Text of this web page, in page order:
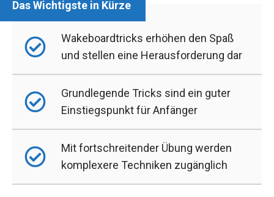
Wakeboardtricks erhöhen den Spaß
und stellen eine Herausforderung dar
Grundlegende Tricks sind ein guter
Einstiegspunkt für Anfänger
Mit fortschreitender Übung werden
komplexere Techniken zugänglich